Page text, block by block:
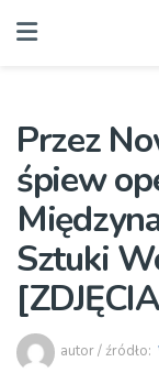
Przez
śpiew
Sztuki
autor / źródło: